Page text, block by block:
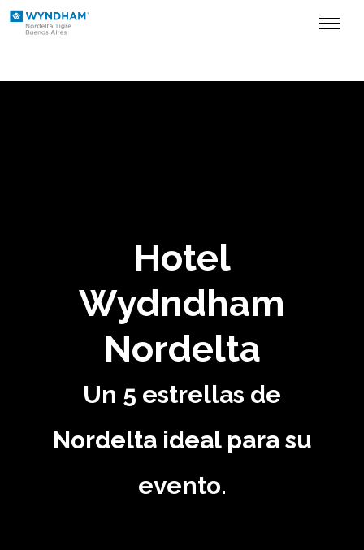
Hotel
Wydndham
Nordelta
Un 5 estrellas de
Nordelta ideal para su
evento.